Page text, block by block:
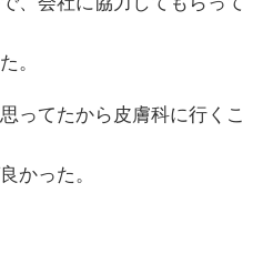
。
ってたから皮膚科に行くこ
かった。